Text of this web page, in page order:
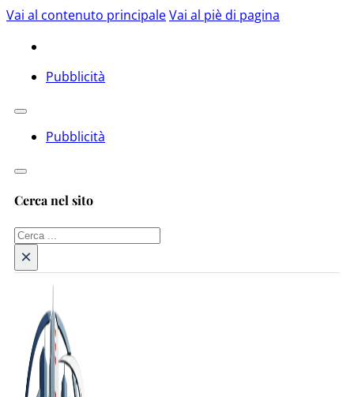
Vai al contenuto principaleVai al piè di pagina
Pubblicità
Pubblicità
Cerca nel sito
Cerca
×